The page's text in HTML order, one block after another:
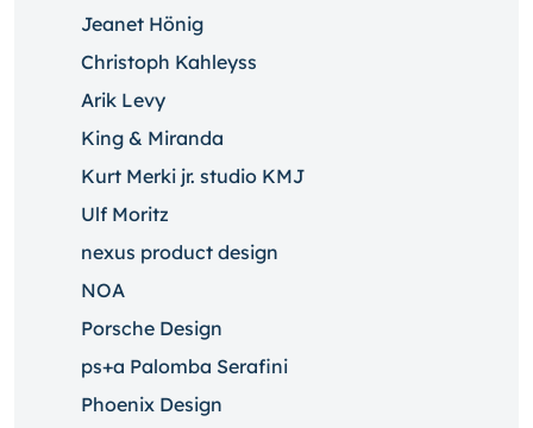
Jeanet Hönig
Christoph Kahleyss
Arik Levy
King & Miranda
Kurt Merki jr. studio KMJ
Ulf Moritz
nexus product design
NOA
Porsche Design
ps+a Palomba Serafini
Phoenix Design